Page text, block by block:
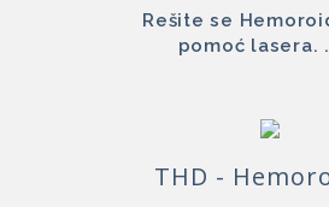
Rešite se
pomoć lasera.
THD -